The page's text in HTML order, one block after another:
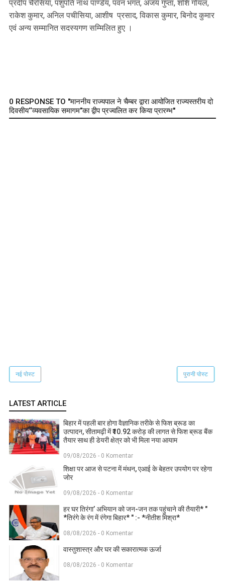
प्रदीप चैरसिया, पशुपति नाथ पाण्डेय, पवन भगत, अजय गुप्ता, शशि गोयल,
राकेश कुमार, अनिल पचीसिया, आशीष प्रसाद, विकास कुमार, बिनोद कुमार
एवं अन्य सम्मानित सदस्यगण सम्मिलित हुए ।
0 RESPONSE TO "माननीय राज्यपाल ने चैम्बर द्वारा आयोजित राज्यस्तरीय दो
दिवसीय‘‘व्यवसायिक समागम’’का द्वीप प्रज्वलित कर किया प्रारम्भ"
नई पोस्ट पुरानी पोस्ट
LATEST ARTICLE
बिहार में पहली बार होगा वैज्ञानिक तरीके से फिश ब्रूड का
उत्पादन, सीतामढ़ी में ₹10.92 करोड़ की लागत से फिश ब्रूड बैंक
तैयार साथ ही डेयरी क्षेत्र को भी मिला नया आयाम
09/08/2026 - 0 Komentar
शिक्षा पर आज से पटना में मंथन, एआई के बेहतर उपयोग पर रहेगा
जोर
09/08/2026 - 0 Komentar
हर घर तिरंगा’ अभियान को जन-जन तक पहुंचाने की तैयारी* "
*तिरंगे के रंग में रंगेगा बिहार* " :- *नीतीश मिश्रा*
08/08/2026 - 0 Komentar
वास्तुशास्त्र और घर की सकारात्मक ऊर्जा
08/08/2026 - 0 Komentar